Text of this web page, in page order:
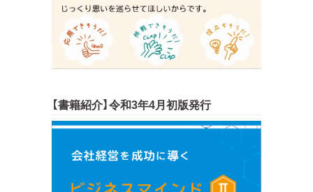
【書籍紹介】令和3年4月初版発行